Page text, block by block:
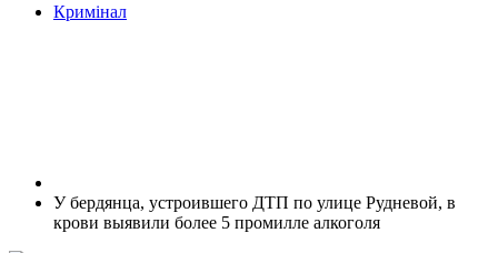
Кримінал
У бердянца, устроившего ДТП по улице Рудневой, в
крови выявили более 5 промилле алкоголя